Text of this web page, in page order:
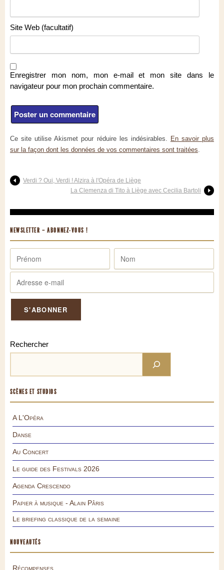
Site Web (facultatif)
Enregistrer mon nom, mon e-mail et mon site dans le
navigateur pour mon prochain commentaire.
Ce site utilise Akismet pour réduire les indésirables. En savoir plus
sur la façon dont les données de vos commentaires sont traitées
Verdi ? Oui, Verdi ! Alzira à l'Opéra de Liège
La Clemenza di Tito à Liège avec Cecilia Bartoli
NEWSLETTER – ABONNEZ-VOUS !
Rechercher
SCÈNES ET STUDIOS
A L'Opéra
Danse
Au Concert
Le guide des Festivals 2026
Agenda Crescendo
Papier à musique - Alain Pâris
Le briefing classique de la semaine
NOUVEAUTÉS
Récompenses